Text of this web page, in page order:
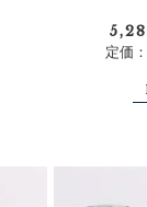
定価